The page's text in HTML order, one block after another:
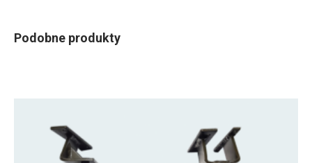
Podobne produkty